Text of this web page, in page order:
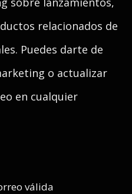
relacionados de
Puedes darte de
o actualizar
en cualquier
válida